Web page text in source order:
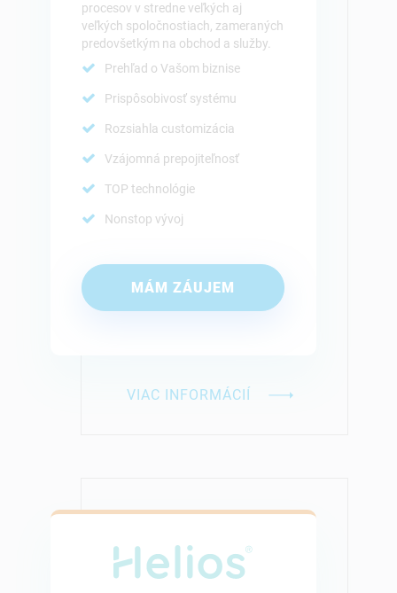
procesov v stredne veľkých aj
veľkých spoločnostiach, zameraných
predovšetkým na obchod a služby.
Prehľad o Vašom biznise
Prispôsobivosť systému
Rozsiahla customizácia
Vzájomná prepojiteľnosť
TOP technológie
Nonstop vývoj
MÁM ZÁUJEM
VIAC INFORMÁCIÍ